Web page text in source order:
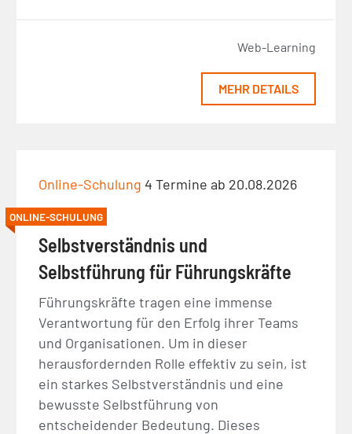
Web-Learning
MEHR DETAILS
Online-Schulung 4 Termine ab 20.08.2026
ONLINE-SCHULUNG
Selbstverständnis und
Selbstführung für Führungskräfte
Führungskräfte tragen eine immense
Verantwortung für den Erfolg ihrer Teams
und Organisationen. Um in dieser
herausfordernden Rolle effektiv zu sein, ist
ein starkes Selbstverständnis und eine
bewusste Selbstführung von
entscheidender Bedeutung. Dieses